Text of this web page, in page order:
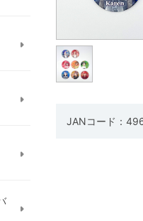
JANコード：